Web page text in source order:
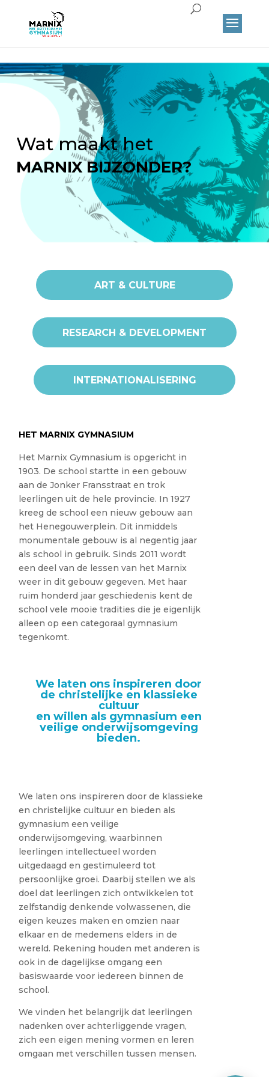
Wat maakt het
MARNIX BIJZONDER?
ART & CULTURE
RESEARCH & DEVELOPMENT
INTERNATIONALISERING
HET MARNIX GYMNASIUM
Het Marnix Gymnasium is opgericht in
1903. De school startte in een gebouw
aan de Jonker Fransstraat en trok
leerlingen uit de hele provincie. In 1927
kreeg de school een nieuw gebouw aan
het Henegouwerplein. Dit inmiddels
monumentale gebouw is al negentig jaar
als school in gebruik. Sinds 2011 wordt
een deel van de lessen van het Marnix
weer in dit gebouw gegeven. Met haar
ruim honderd jaar geschiedenis kent de
school vele mooie tradities die je eigenlijk
alleen op een categoraal gymnasium
tegenkomt.
We laten ons inspireren door
de christelijke en klassieke
cultuur
en willen als gymnasium een
veilige onderwijsomgeving
bieden.
We laten ons inspireren door de klassieke
en christelijke cultuur en bieden als
gymnasium een veilige
onderwijsomgeving, waarbinnen
leerlingen intellectueel worden
uitgedaagd en gestimuleerd tot
persoonlijke groei. Daarbij stellen we als
doel dat leerlingen zich ontwikkelen tot
zelfstandig denkende volwassenen, die
eigen keuzes maken en omzien naar
elkaar en de medemens elders in de
wereld. Rekening houden met anderen is
ook in de dagelijkse omgang een
basiswaarde voor iedereen binnen de
school.
We vinden het belangrijk dat leerlingen
nadenken over achterliggende vragen,
zich een eigen mening vormen en leren
omgaan met verschillen tussen mensen.